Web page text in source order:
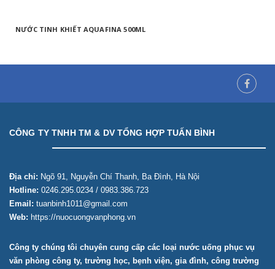
NƯỚC TINH KHIẾT AQUAFINA 500ML
CÔNG TY TNHH TM & DV TỔNG HỢP TUẤN BÌNH
Địa chỉ: Ngõ 91, Nguyễn Chí Thanh, Ba Đình, Hà Nội
Hotline: 0246.295.0234 / 0983.386.723
Email: tuanbinh1011@gmail.com
Web: https://nuocuongvanphong.vn
Công ty chúng tôi chuyên cung cấp các loại nước uống phục vụ
văn phòng công ty, trường học, bẹnh viện, gia đình, công trường